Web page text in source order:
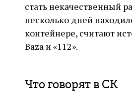
стать некачественный
несколько дней
контейнере, считают
Baza и «112».
Что говорят в СК